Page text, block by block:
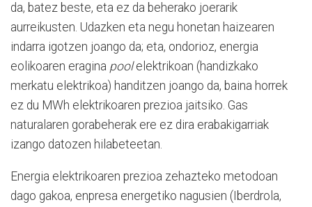
da, batez beste, eta ez da beherako joerarik
aurreikusten. Udazken eta negu honetan haizearen
indarra igotzen joango da; eta, ondorioz, energia
eolikoaren eragina poolelektrikoan (handizkako
merkatu elektrikoa) handitzen joango da, baina horrek
ez du MWh elektrikoaren prezioa jaitsiko. Gas
naturalaren gorabeherak ere ez dira erabakigarriak
izango datozen hilabeteetan.
Energia elektrikoaren prezioa zehazteko metodoan
dago gakoa, enpresa energetiko nagusien (Iberdrola,